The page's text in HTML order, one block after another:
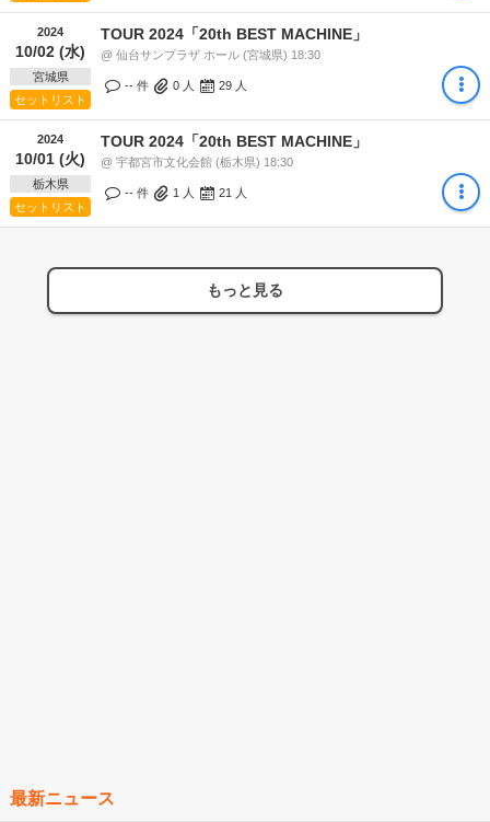
2024
10/02 (水)
宮城県
セットリスト
TOUR 2024「20th BEST MACHINE」
@ 仙台サンプラザ ホール (宮城県) 18:30
-- 件 0 人 29 人
2024
10/01 (火)
栃木県
セットリスト
TOUR 2024「20th BEST MACHINE」
@ 宇都宮市文化会館 (栃木県) 18:30
-- 件 1 人 21 人
もっと見る
最新ニュース